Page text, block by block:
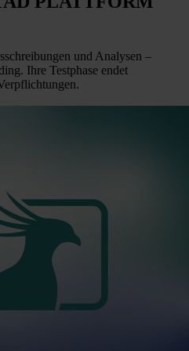
und Analysen –
Ihre Testphase endet